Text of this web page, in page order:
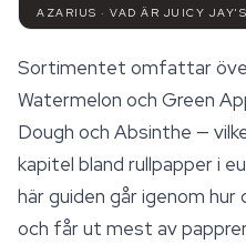
AZARIUS · VAD ÄR JUICY
Sortimentet omfattar
Watermelon och Green
Dough och Absinthe —
kapitel bland rullpapper i
här guiden går igenom
och får ut mest av